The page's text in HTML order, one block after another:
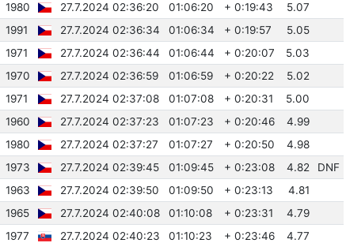
1980 27.7.2024 02:36:20 01:06:20 + 0:19:43
5.07
1991 27.7.2024 02:36:34 01:06:34 + 0:19:57
5.05
1971 27.7.2024 02:36:44 01:06:44 + 0:20:07
5.03
1970 27.7.2024 02:36:59 01:06:59 + 0:20:22
5.02
1971 27.7.2024 02:37:08 01:07:08 + 0:20:31
5.00
1960 27.7.2024 02:37:23 01:07:23 + 0:20:46
4.99
1980 27.7.2024 02:37:27 01:07:27 + 0:20:50
4.98
1973 27.7.2024 02:39:45 01:09:45 + 0:23:08 4.82
DNF
1963 27.7.2024 02:39:50 01:09:50 + 0:23:13
4.81
1965 27.7.2024 02:40:08 01:10:08 + 0:23:31
4.79
1977 27.7.2024 02:40:23 01:10:23 + 0:23:46
4.77